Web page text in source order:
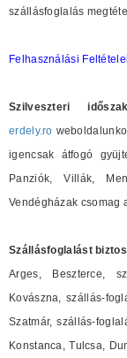
szállásfoglalás
Felhasználási
Szilveszteri
erdely.ro
igencsak átfogó
Panziók, Villák,
Vendégházak csomag
Szállásfoglalást
Arges, Beszterce,
Kovászna, szállás-
Szatmár, szállás-
Konstanca, Tulcsa,